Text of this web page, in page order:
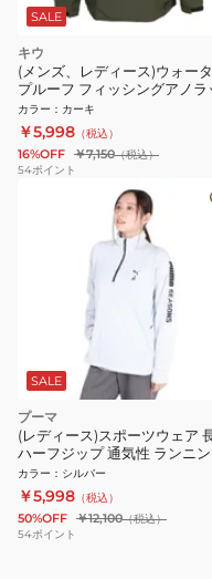
SALE
キウ
(メンズ、レディース)ウォー
プルーフ フィッシングアノラ
K299-906 KH
カラー ： カーキ
￥5,998 （税込）
16%OFF ￥7,150（税込）
54ポイント
SALE
プーマ
(レディース)スポーツウェア
ハーフジップ 通気性 ランニ
シーズンズ クォータジップ
524908 42
カラー ： シルバー
￥5,998 （税込）
50%OFF ￥12,100（税込）
54ポイント